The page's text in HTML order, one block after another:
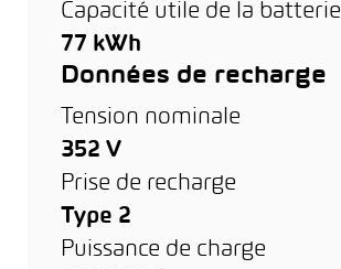
Capacité utile de la batterie
77 kWh
Données de recharge
Tension nominale
352 V
Prise de recharge
Type 2
Puissance de charge